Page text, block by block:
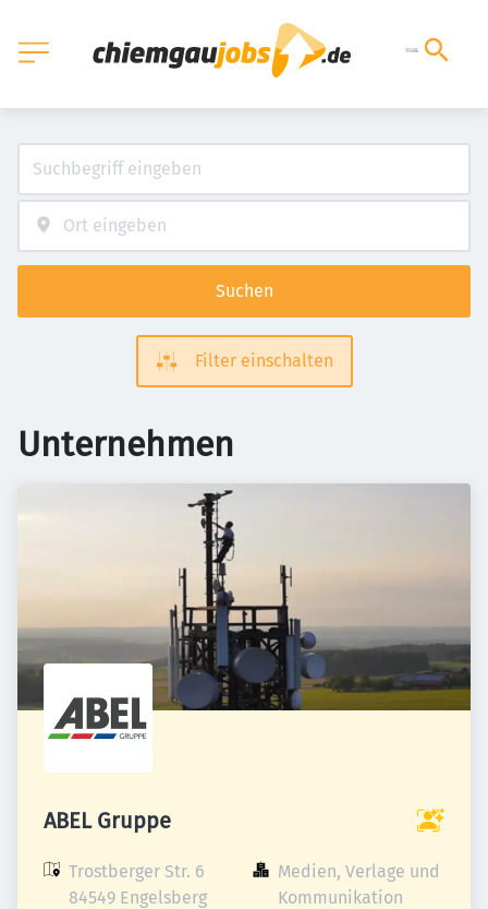
Suchen
Filter einschalten
Unternehmen
ABEL Gruppe
Trostberger Str. 6
84549 Engelsberg
Medien, Verlage und
Kommunikation